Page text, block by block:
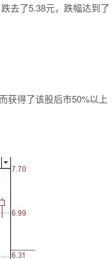
去了5.38元，跌幅达到了
得了该股后市50%以上